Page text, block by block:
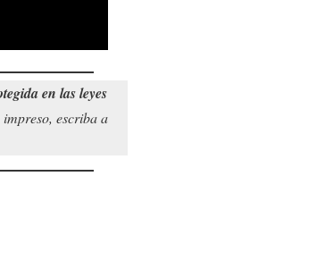
en las leyes
escriba a